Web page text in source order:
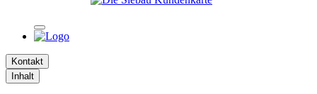
Kontakt
Inhalt